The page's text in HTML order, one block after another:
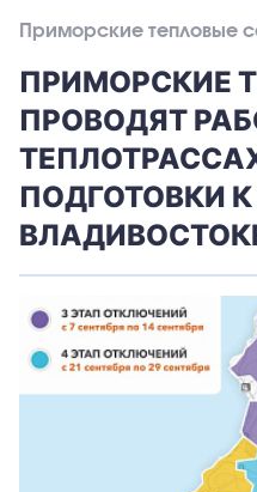
Приморские тепловые
ПРИМОРСКИЕ
ПРОВОДЯТ
ПОДГОТОВКИ